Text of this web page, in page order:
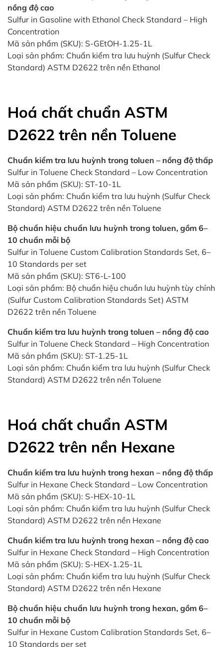
nồng độ cao
Sulfur in Gasoline with Ethanol Check Standard – High
Concentration
Mã sản phẩm (SKU): S-GEtOH-1.25-1L
Loại sản phẩm: Chuẩn kiểm tra lưu huỳnh (Sulfur Check
Standard) ASTM D2622 trên nền Ethanol
Hoá chất chuẩn ASTM
D2622 trên nền Toluene
Chuẩn kiểm tra lưu huỳnh trong toluen – nồng độ thấp
Sulfur in Toluene Check Standard – Low Concentration
Mã sản phẩm (SKU): ST-10-1L
Loại sản phẩm: Chuẩn kiểm tra lưu huỳnh (Sulfur Check
Standard) ASTM D2622 trên nền Toluene
Bộ chuẩn hiệu chuẩn lưu huỳnh trong toluen, gồm 6–
10 chuẩn mỗi bộ
Sulfur in Toluene Custom Calibration Standards Set, 6–
10 Standards per set
Mã sản phẩm (SKU): ST6-L-100
Loại sản phẩm: Bộ chuẩn hiệu chuẩn lưu huỳnh tùy chỉnh
(Sulfur Custom Calibration Standards Set) ASTM
D2622 trên nền Toluene
Chuẩn kiểm tra lưu huỳnh trong toluen – nồng độ cao
Sulfur in Toluene Check Standard – High Concentration
Mã sản phẩm (SKU): ST-1.25-1L
Loại sản phẩm: Chuẩn kiểm tra lưu huỳnh (Sulfur Check
Standard) ASTM D2622 trên nền Toluene
Hoá chất chuẩn ASTM
D2622 trên nền Hexane
Chuẩn kiểm tra lưu huỳnh trong hexan – nồng độ thấp
Sulfur in Hexane Check Standard – Low Concentration
Mã sản phẩm (SKU): S-HEX-10-1L
Loại sản phẩm: Chuẩn kiểm tra lưu huỳnh (Sulfur Check
Standard) ASTM D2622 trên nền Hexane
Chuẩn kiểm tra lưu huỳnh trong hexan – nồng độ cao
Sulfur in Hexane Check Standard – High Concentration
Mã sản phẩm (SKU): S-HEX-1.25-1L
Loại sản phẩm: Chuẩn kiểm tra lưu huỳnh (Sulfur Check
Standard) ASTM D2622 trên nền Hexane
Bộ chuẩn hiệu chuẩn lưu huỳnh trong hexan, gồm 6–
10 chuẩn mỗi bộ
Sulfur in Hexane Custom Calibration Standards Set, 6–
10 Standards per set